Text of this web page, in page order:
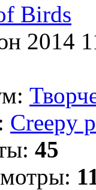
Birds
2014
Creepy
45